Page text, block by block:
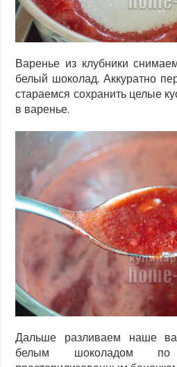
Варенье из клубники
белый шоколад. Аккуратно
стараемся сохранить целые
в варенье.
Дальше разливаем наше
белым шоколадом по